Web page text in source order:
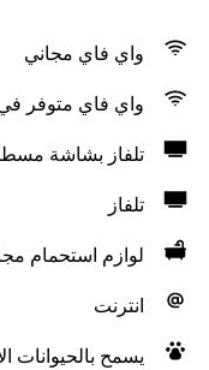
واي فاي مجاني
واي فاي متوفر
تلفاز بشاشة
تلفاز
لوازم استحمام
انترنت
يسمح بالحيوانات